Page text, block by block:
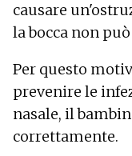
causare
la bocca non
Per questo
prevenire le
nasale, il
correttamente.